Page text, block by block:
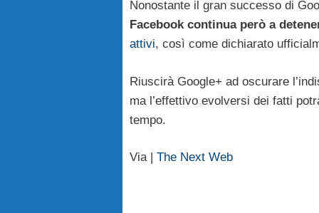
Nonostante il gran successo di
Facebook continua però a
attivi, così come dichiarato
Riuscirà Google+ ad oscurare
ma l’effettivo evolversi dei fatti
tempo.
Via | The Next Web